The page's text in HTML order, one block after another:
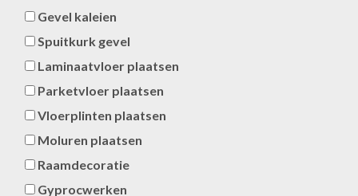
Gevel kaleien
Spuitkurk gevel
Laminaatvloer plaatsen
Parketvloer plaatsen
Vloerplinten plaatsen
Moluren plaatsen
Raamdecoratie
Gyprocwerken